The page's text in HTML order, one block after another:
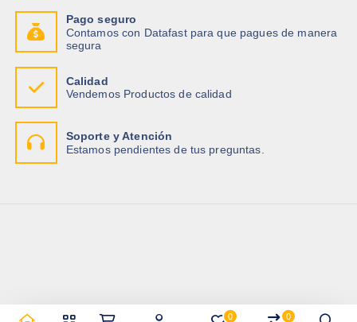
Pago seguro
Contamos con Datafast para que pagues de manera
segura
Calidad
Vendemos Productos de calidad
Soporte y Atención
Estamos pendientes de tus preguntas.
0 0